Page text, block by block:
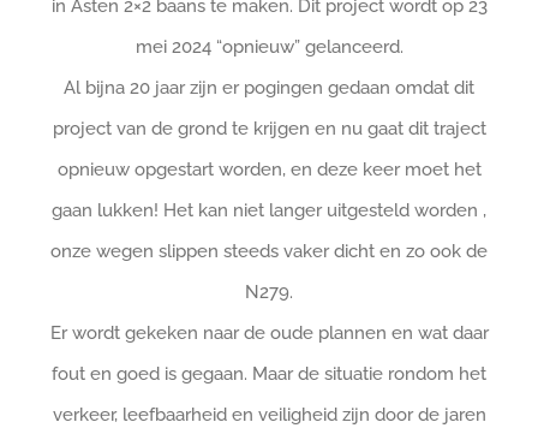
in Asten 2×2 baans te maken. Dit project wordt op 23
mei 2024 “opnieuw” gelanceerd.
Al bijna 20 jaar zijn er pogingen gedaan omdat dit
project van de grond te krijgen en nu gaat dit traject
opnieuw opgestart worden, en deze keer moet het
gaan lukken! Het kan niet langer uitgesteld worden ,
onze wegen slippen steeds vaker dicht en zo ook de
N279.
Er wordt gekeken naar de oude plannen en wat daar
fout en goed is gegaan. Maar de situatie rondom het
verkeer, leefbaarheid en veiligheid zijn door de jaren